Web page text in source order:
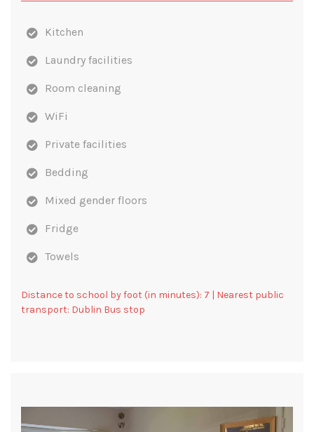
Kitchen
Laundry facilities
Room cleaning
WiFi
Private facilities
Bedding
Mixed gender floors
Fridge
Towels
Distance to school by foot (in minutes): 7 | Nearest public
transport: Dublin Bus stop